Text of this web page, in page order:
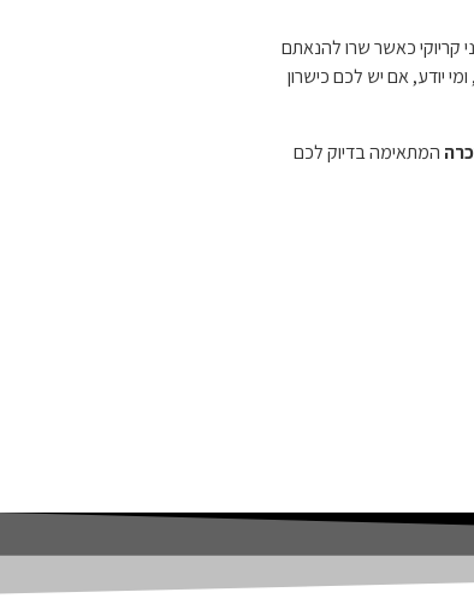
קריוקי כאשר שרו להנאתם
יודע, אם יש לכם כישרון
המתאימה בדיוק לכם